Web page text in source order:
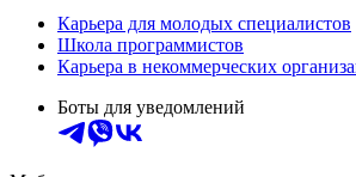
Карьера для молодых специалистов
Школа программистов
Карьера в некоммерческих
Боты для уведомлений